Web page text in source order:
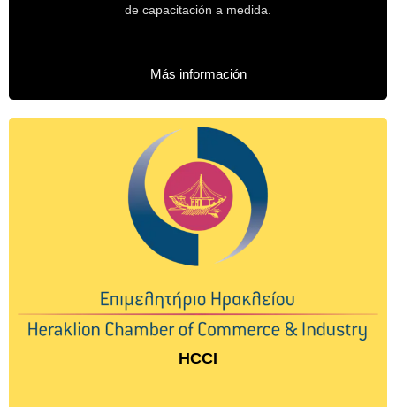
de capacitación a medida.
Más información
HCCI